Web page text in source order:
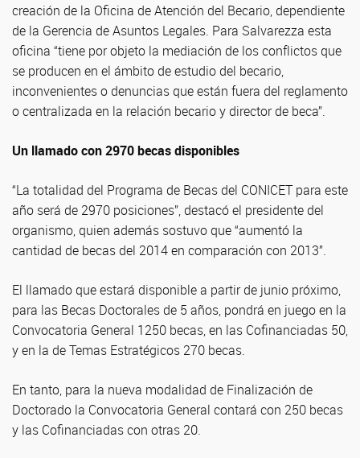
creación de la Oficina de Atención del Becario, dependiente
de la Gerencia de Asuntos Legales. Para Salvarezza esta
oficina “tiene por objeto la mediación de los conflictos que
se producen en el ámbito de estudio del becario,
inconvenientes o denuncias que están fuera del reglamento
o centralizada en la relación becario y director de beca”.
Un llamado con 2970 becas disponibles
“La totalidad del Programa de Becas del CONICET para este
año será de 2970 posiciones”, destacó el presidente del
organismo, quien además sostuvo que “aumentó la
cantidad de becas del 2014 en comparación con 2013”.
El llamado que estará disponible a partir de junio próximo,
para las Becas Doctorales de 5 años, pondrá en juego en la
Convocatoria General 1250 becas, en las Cofinanciadas 50,
y en la de Temas Estratégicos 270 becas.
En tanto, para la nueva modalidad de Finalización de
Doctorado la Convocatoria General contará con 250 becas
y las Cofinanciadas con otras 20.